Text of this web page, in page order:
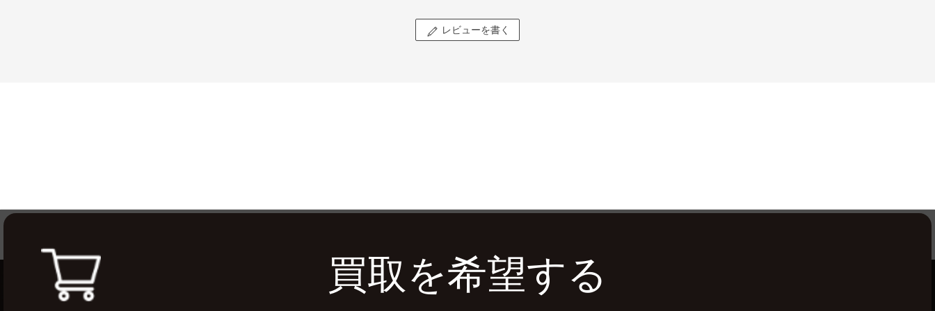
買取を希望する
レビューを書く